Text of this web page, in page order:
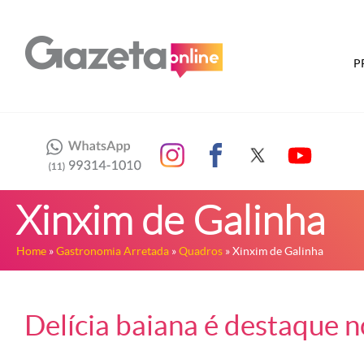
Xinxim de Galinha
Home »Gastronomia Arretada »Quadros » Xinxim de Galinha
Delícia baiana é destaque